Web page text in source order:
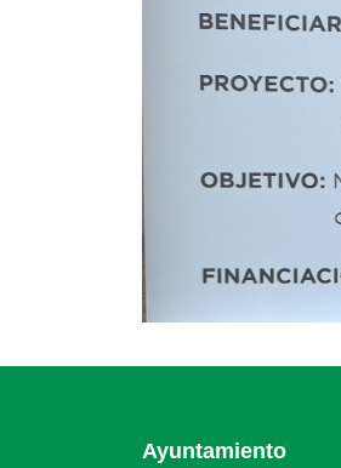
Ayuntamiento